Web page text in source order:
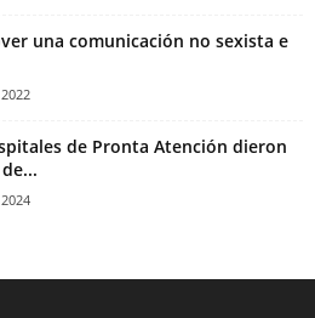
una comunicación no sexista e
de Pronta Atención dieron